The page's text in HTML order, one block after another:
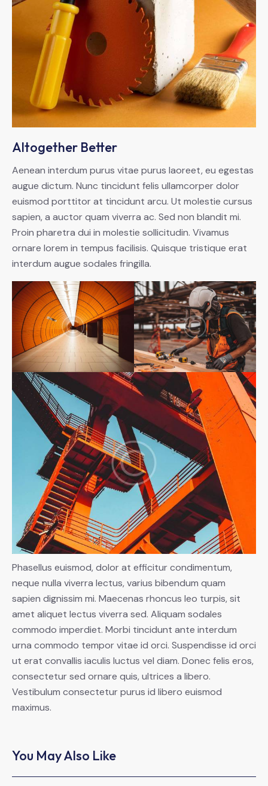
Altogether Better
Aenean interdum purus vitae purus laoreet, eu egestas
augue dictum. Nunc tincidunt felis ullamcorper dolor
euismod porttitor at tincidunt arcu. Ut molestie cursus
sapien, a auctor quam viverra ac. Sed non blandit mi.
Proin pharetra dui in molestie sollicitudin. Vivamus
ornare lorem in tempus facilisis. Quisque tristique erat
interdum augue sodales fringilla.
Phasellus euismod, dolor at efficitur condimentum,
neque nulla viverra lectus, varius bibendum quam
sapien dignissim mi. Maecenas rhoncus leo turpis, sit
amet aliquet lectus viverra sed. Aliquam sodales
commodo imperdiet. Morbi tincidunt ante interdum
urna commodo tempor vitae id orci. Suspendisse id orci
ut erat convallis iaculis luctus vel diam. Donec felis eros,
consectetur sed ornare quis, ultrices a libero.
Vestibulum consectetur purus id libero euismod
maximus.
You May Also Like